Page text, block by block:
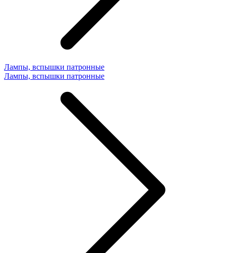
Лампы, вспышки патронные
Лампы, вспышки патронные